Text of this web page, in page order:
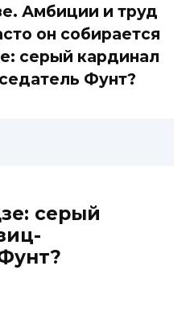
Амбиции и труд
он собирается
серый кардинал
Фунт?
серый